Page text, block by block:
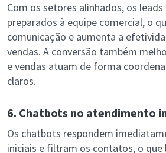
Com os setores alinhados, os
preparados à equipe comercial, o
comunicação e aumenta a
vendas. A conversão também
e vendas atuam de forma
claros.
6. Chatbots no atendimento
Os chatbots respondem
iniciais e filtram os contatos, o que